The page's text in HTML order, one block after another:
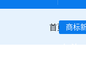
首页 》商
商标